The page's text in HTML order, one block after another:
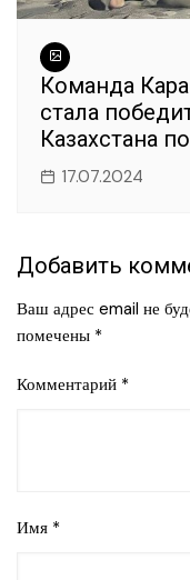
Команда
стала
Казахстана
17.07.2024
Добавить
Ваш адрес email не
помечены *
Комментарий *
Имя *